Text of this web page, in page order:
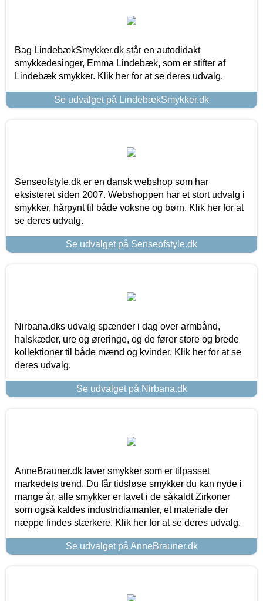
Bag LindebækSmykker.dk står en autodidakt
smykkedesinger, Emma Lindebæk, som er stifter af
Lindebæk smykker. Klik her for at se deres udvalg.
Se udvalget på LindebækSmykker.dk
Senseofstyle.dk er en dansk webshop som har
eksisteret siden 2007. Webshoppen har et stort udvalg i
smykker, hårpynt til både voksne og børn. Klik her for at
se deres udvalg.
Se udvalget på Senseofstyle.dk
Nirbana.dks udvalg spænder i dag over armbånd,
halskæder, ure og øreringe, og de fører store og brede
kollektioner til både mænd og kvinder. Klik her for at se
deres udvalg.
Se udvalget på Nirbana.dk
AnneBrauner.dk laver smykker som er tilpasset
markedets trend. Du får tidsløse smykker du kan nyde i
mange år, alle smykker er lavet i de såkaldt Zirkoner
som også kaldes industridiamanter, et materiale der
næppe findes stærkere. Klik her for at se deres udvalg.
Se udvalget på AnneBrauner.dk